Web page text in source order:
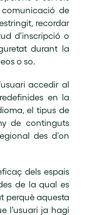
comunicació de
recordar
d’inscripció o
durant la
o so.
accedir al
en la
el tipus de
de continguts
des d’on
dels espais
de la qual es
perquè aquesta
l’usuari ja hagi